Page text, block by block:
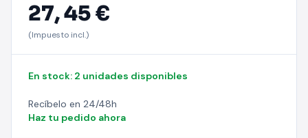
27,45 €
(Impuesto incl.)
En stock: 2 unidades disponibles
Recíbelo en 24/48h
Haz tu pedido ahora